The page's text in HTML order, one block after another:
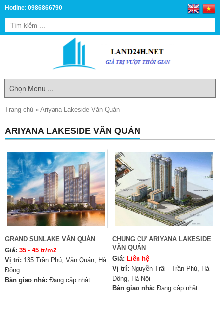
Hotline: 0986866790
Trang chủ » Ariyana Lakeside Văn Quán
ARIYANA LAKESIDE VĂN QUÁN
GRAND SUNLAKE VĂN QUÁN
Giá: 35 - 45 tr/m2
Vị trí: 135 Trần Phú, Văn Quán, Hà
Đông
Bàn giao nhà: Đang cập nhật
CHUNG CƯ ARIYANA LAKESIDE
VĂN QUÁN
Giá: Liên hệ
Vị trí: Nguyễn Trãi - Trần Phú, Hà
Đông, Hà Nội
Bàn giao nhà: Đang cập nhật